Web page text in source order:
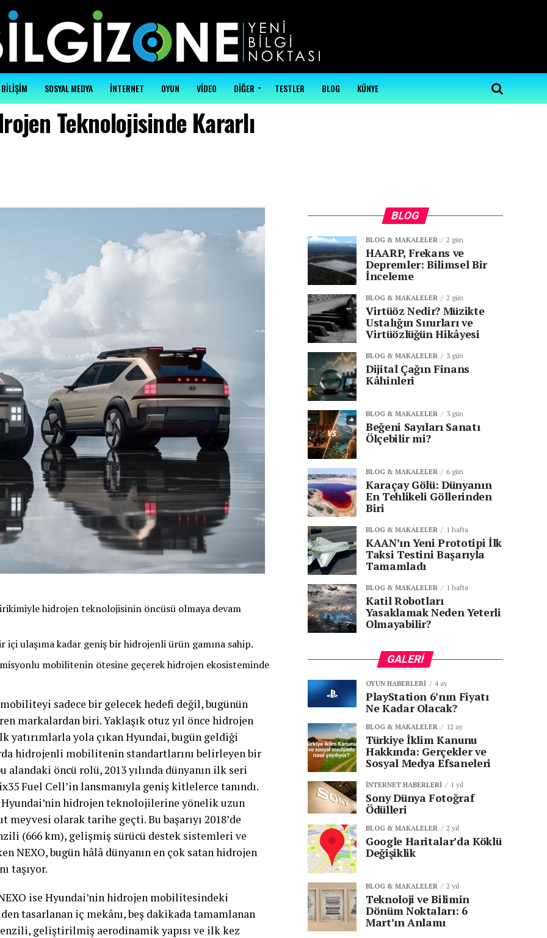
BİLİŞİM SOSYAL MEDYA İNTERNET OYUN VİDEO DİĞER TESTLER BLOG KÜNYE
Teknolojisinde Kararlı
hidrojen teknolojisinin öncüsü olmaya devam
ulaşıma kadar geniş bir hidrojenli ürün gamına sahip.
mobilitenin ötesine geçerek hidrojen ekosisteminde
sadece bir gelecek hedefi değil, bugünün
markalardan biri. Yaklaşık otuz yıl önce hidrojen
yatırımlarla yola çıkan Hyundai, bugün geldiği
hidrojenli mobilitenin standartlarını belirleyen bir
öncü rolü, 2013 yılında dünyanın ilk seri
Fuel Cell’in lansmanıyla geniş kitlelerce tanındı.
hidrojen teknolojilerine yönelik uzun
olarak tarihe geçti. Bu başarıyı 2018’de
(666 km), gelişmiş sürücü destek sistemleri ve
NEXO, bugün hâlâ dünyanın en çok satan hidrojen
taşıyor.
ise Hyundai’nin hidrojen mobilitesindeki
tasarlanan iç mekânı, beş dakikada tamamlanan
geliştirilmiş aerodinamik yapısı ve ilk kez
BLOG
BLOG & MAKALELER 2 gün
HAARP, Frekans ve
Depremler: Bilimsel Bir
İnceleme
BLOG & MAKALELER 2 gün
Virtüöz Nedir? Müzikte
Ustalığın Sınırları ve
Virtüözlüğün Hikâyesi
BLOG & MAKALELER 3 gün
Dijital Çağın Finans
Kâhinleri
BLOG & MAKALELER 3 gün
Beğeni Sayıları Sanatı
Ölçebilir mi?
BLOG & MAKALELER 6 gün
Karaçay Gölü: Dünyanın
En Tehlikeli Göllerinden
Biri
BLOG & MAKALELER 1 hafta
KAAN’ın Yeni Prototipi İlk
Taksi Testini Başarıyla
Tamamladı
BLOG & MAKALELER 1 hafta
Katil Robotları
Yasaklamak Neden Yeterli
Olmayabilir?
GALERI
OYUN HABERLERI 4 ay
PlayStation 6’nın Fiyatı
Ne Kadar Olacak?
BLOG & MAKALELER 12 ay
Türkiye İklim Kanunu
Hakkında: Gerçekler ve
Sosyal Medya Efsaneleri
İNTERNET HABERLERI 1 yıl
Sony Dünya Fotoğraf
Ödülleri
BLOG & MAKALELER 2 yıl
Google Haritalar’da Köklü
Değişiklik
BLOG & MAKALELER 2 yıl
Teknoloji ve Bilimin
Dönüm Noktaları: 6
Mart’ın Anlamı